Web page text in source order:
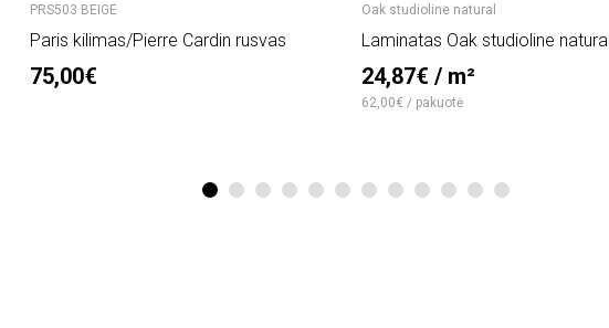
PRS503 BEIGE
Paris kilimas/Pierre Cardin rusvas
75,00€
Oak studioline natural
Laminatas Oak studioline natural
24,87€ / m²
62,00€ / pakuotė
1 10 11 12